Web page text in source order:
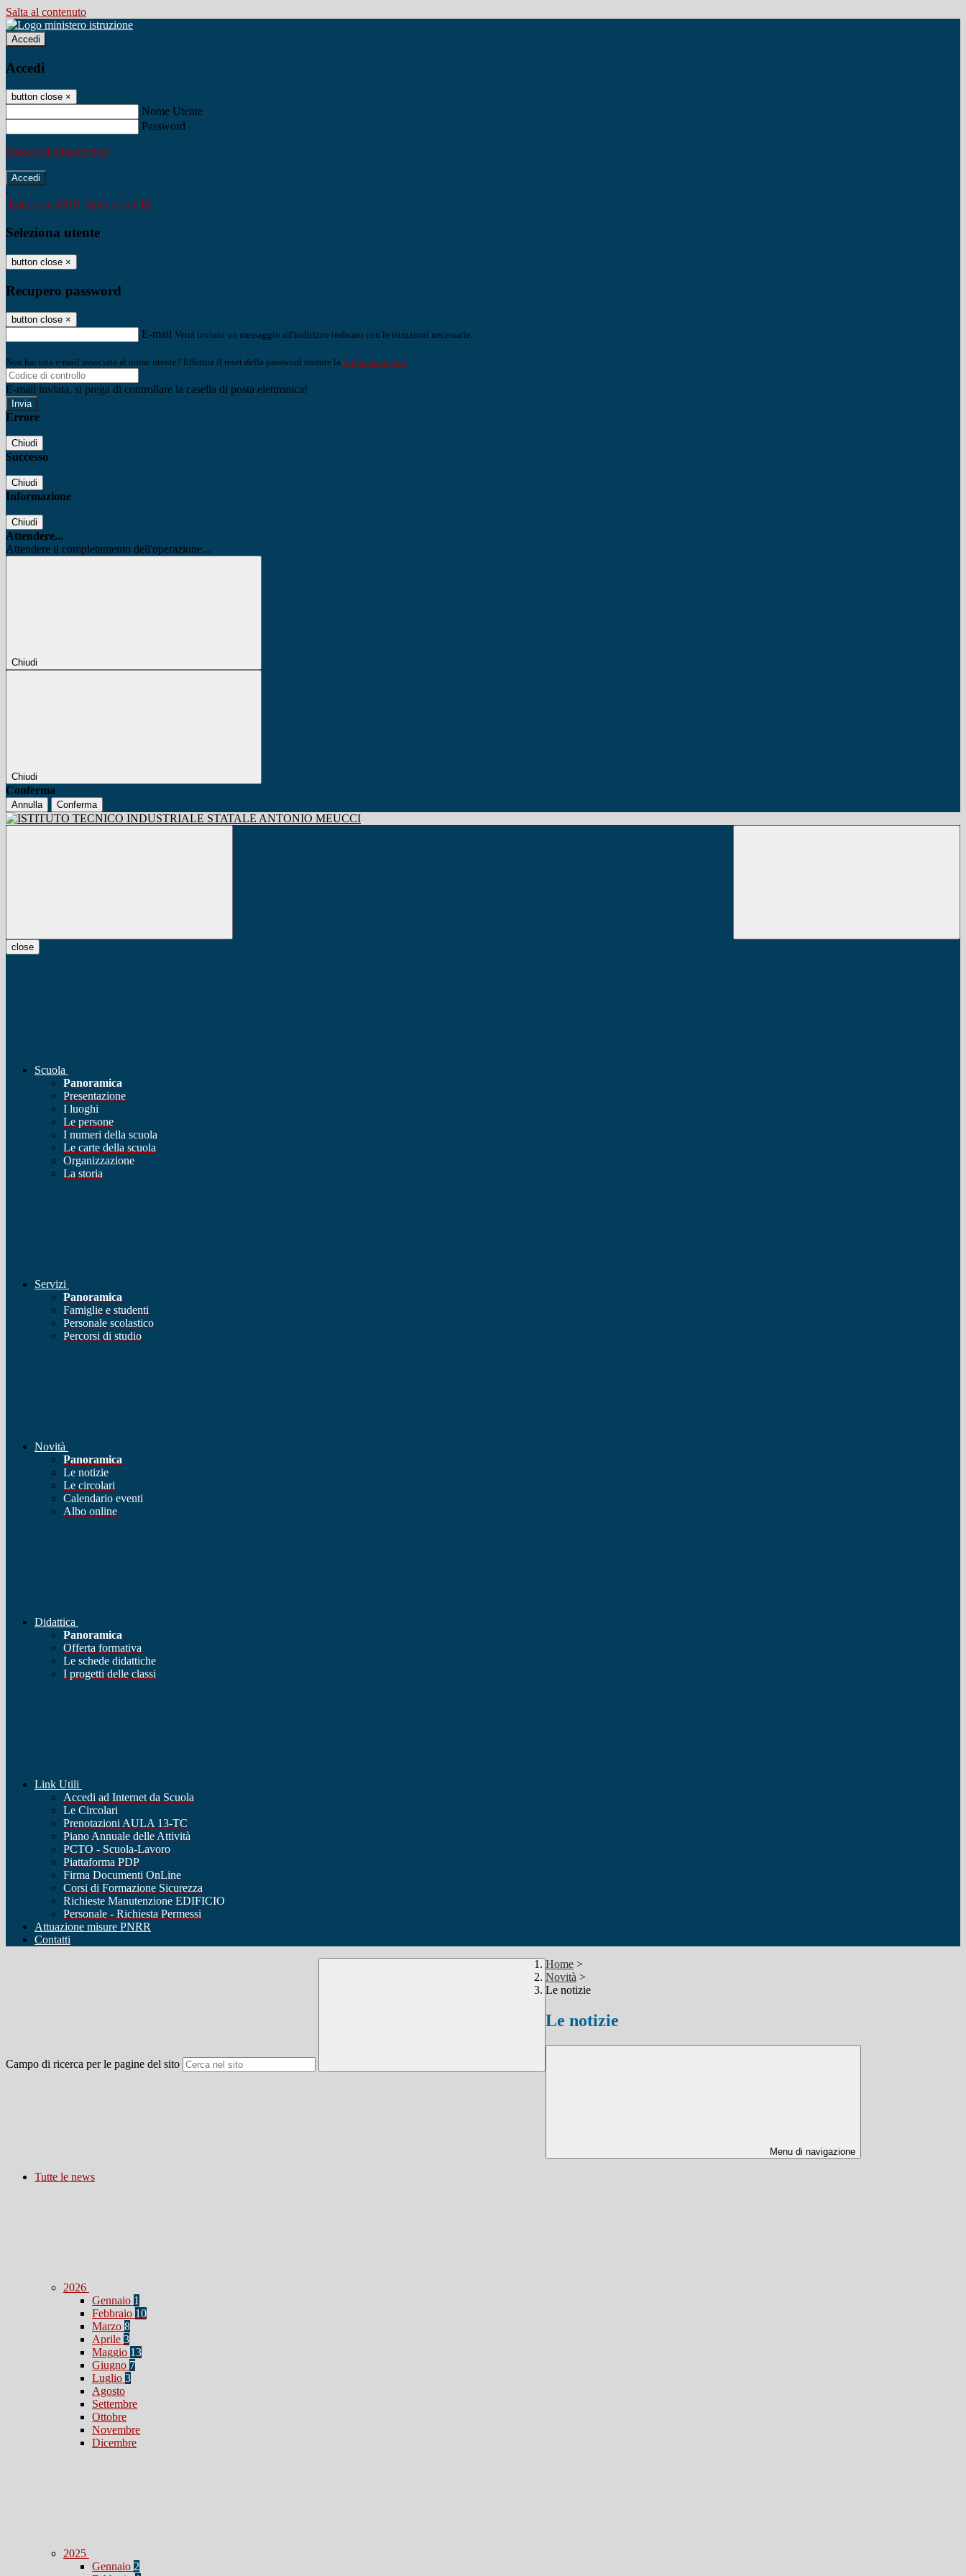
Salta al contenuto
Accedi
Accedi
button close ×
Nome Utente
Password
Password dimenticata?
-
Entra con SPID Entra con CIE
Seleziona utente
button close ×
Recupero password
button close ×
E-mail Verrà inviato un messaggio all'indirizzo indicato con le istruzioni necessarie.
Non hai una e-mail associata al nome utente? Effettua il reset della password tramite la Login Spaggiari
E-mail inviata, si prega di controllare la casella di posta elettronica!
Errore
Chiudi
Successo
Chiudi
Informazione
Chiudi
Attendere...
Attendere il completamento dell'operazione...
Chiudi
Chiudi
Conferma
Annulla Conferma
close
Scuola
Panoramica
Presentazione
I luoghi
Le persone
I numeri della scuola
Le carte della scuola
Organizzazione
La storia
Servizi
Panoramica
Famiglie e studenti
Personale scolastico
Percorsi di studio
Novità
Panoramica
Le notizie
Le circolari
Calendario eventi
Albo online
Didattica
Panoramica
Offerta formativa
Le schede didattiche
I progetti delle classi
Link Utili
Accedi ad Internet da Scuola
Le Circolari
Prenotazioni AULA 13-TC
Piano Annuale delle Attività
PCTO - Scuola-Lavoro
Piattaforma PDP
Firma Documenti OnLine
Corsi di Formazione Sicurezza
Richieste Manutenzione EDIFICIO
Personale - Richiesta Permessi
Attuazione misure PNRR
Contatti
Campo di ricerca per le pagine del sito
Home >
Novità >
Le notizie
Le notizie
Menu di navigazione
Tutte le news
2026
Gennaio 1
Febbraio 10
Marzo 8
Aprile 3
Maggio 13
Giugno 7
Luglio 3
Agosto
Settembre
Ottobre
Novembre
Dicembre
2025
Gennaio 2